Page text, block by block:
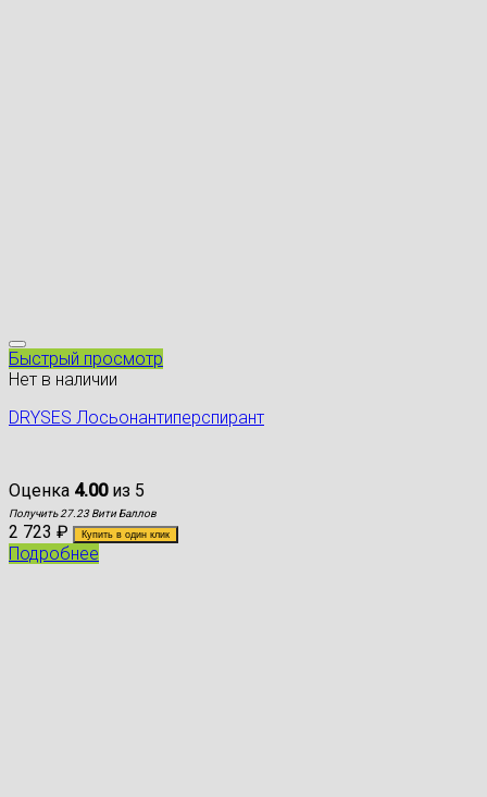
Быстрый просмотр
Нет в наличии
DRYSES Лосьонантиперспирант
Оценка 4.00из 5
Получить 27.23 Вити Баллов
2 723 ₽ Купить в один клик
Подробнее